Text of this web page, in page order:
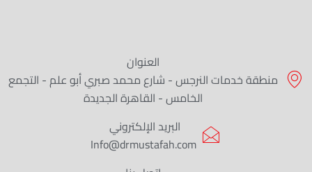
العنوان
منطقة خدمات النرجس - شارع محمد صبري أبو علم - التجمع
الخامس - القاهرة الجديدة
البريد الإلكتروني
Info@drmustafah.com